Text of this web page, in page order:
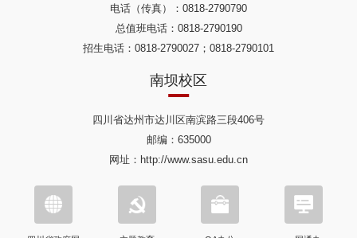
电话（传真）：0818-2790790
总值班电话：0818-2790190
招生电话：0818-2790027；0818-2790101
南坝校区
四川省达州市达川区南滨路三段406号
邮编：635000
网址：http://www.sasu.edu.cn